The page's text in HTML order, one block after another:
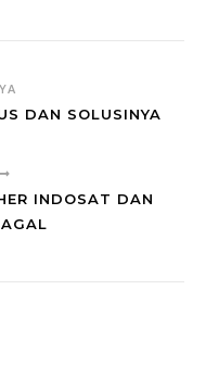
DAN SOLUSINYA
INDOSAT DAN